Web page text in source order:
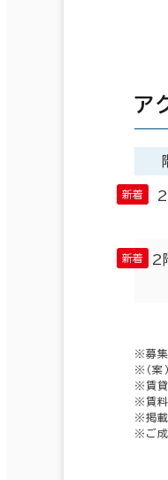
ア
2
※募集
※（案
※賃貸
※賃料
※掲載
※ご成